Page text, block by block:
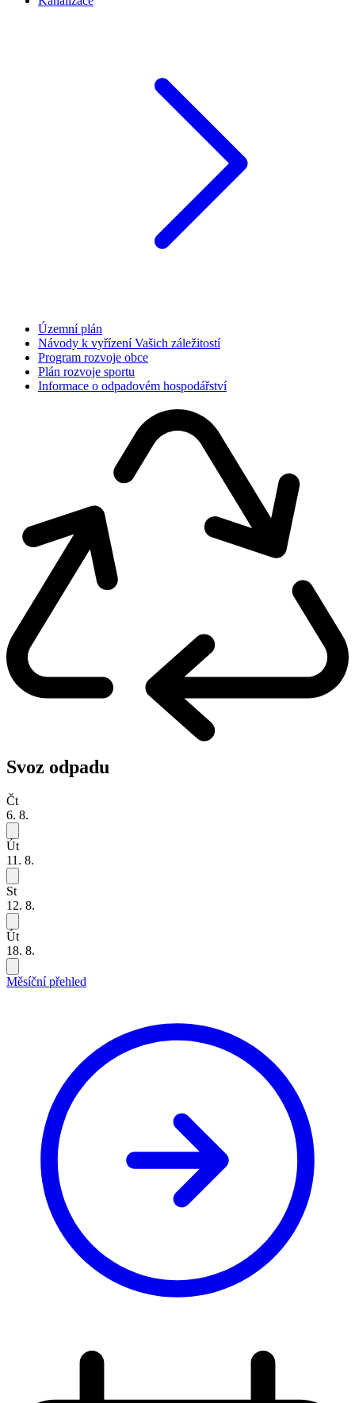
Územní plán
Návody k vyřízení Vašich záležitostí
Program rozvoje obce
Plán rozvoje sportu
Informace o odpadovém hospodářství
Svoz odpadu
Čt
6. 8.
Út
11. 8.
St
12. 8.
Út
18. 8.
Měsíční přehled